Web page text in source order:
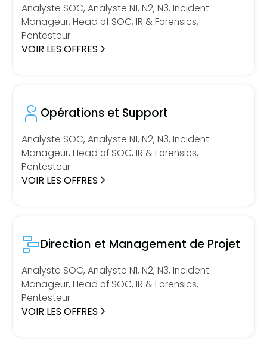
Analyste SOC, Analyste N1, N2, N3, Incident
Manageur, Head of SOC, IR & Forensics,
Pentesteur
VOIR LES OFFRES
Opérations et Support
Analyste SOC, Analyste N1, N2, N3, Incident
Manageur, Head of SOC, IR & Forensics,
Pentesteur
VOIR LES OFFRES
Direction et Management de Projet
Analyste SOC, Analyste N1, N2, N3, Incident
Manageur, Head of SOC, IR & Forensics,
Pentesteur
VOIR LES OFFRES